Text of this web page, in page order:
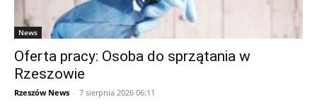
News
Oferta pracy: Osoba do sprzątania w
Rzeszowie
Rzeszów News - 7 sierpnia 2026 06:11